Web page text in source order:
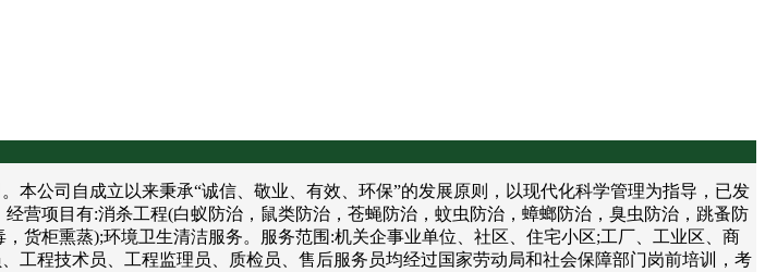
公司自成立以来秉承“诚信、敬业、有效、环保”的发展原则，以现代化科学管理为指导，已发
营项目有:消杀工程(白蚁防治，鼠类防治，苍蝇防治，蚊虫防治，蟑螂防治，臭虫防治，跳蚤防
货柜熏蒸);环境卫生清洁服务。服务范围:机关企事业单位、社区、住宅小区;工厂、工业区、商
工程技术员、工程监理员、质检员、售后服务员均经过国家劳动局和社会保障部门岗前培训，考